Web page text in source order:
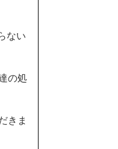
ない
の処
きま